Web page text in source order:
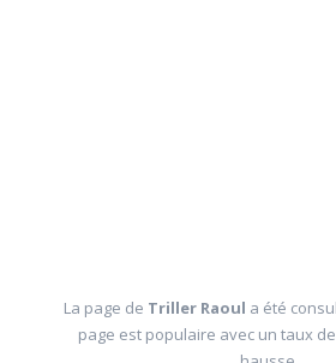
La page de Triller Raoul a été
page est populaire avec un taux